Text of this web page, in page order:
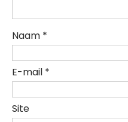
Naam *
E-mail *
Site